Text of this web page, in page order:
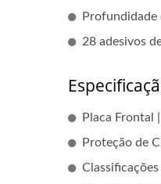
Profundidade
28 adesivos
Placa Frontal
Proteção de